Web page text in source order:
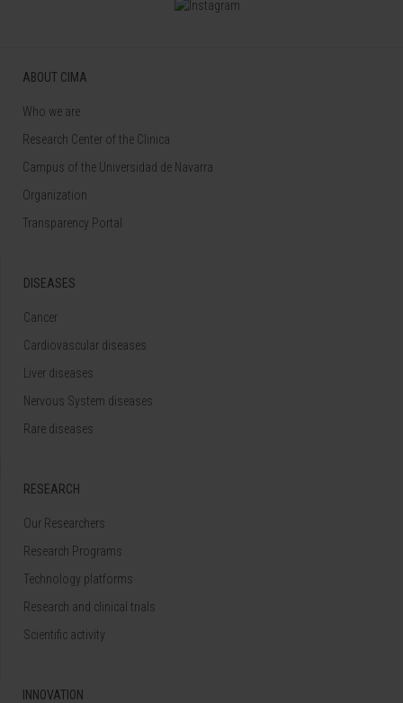
ABOUT CIMA
Who we are
Research Center of the Clinica
Campus of the Universidad de Navarra
Organization
Transparency Portal
DISEASES
Cancer
Cardiovascular diseases
Liver diseases
Nervous System diseases
Rare diseases
RESEARCH
Our Researchers
Research Programs
Technology platforms
Research and clinical trials
Scientific activity
INNOVATION